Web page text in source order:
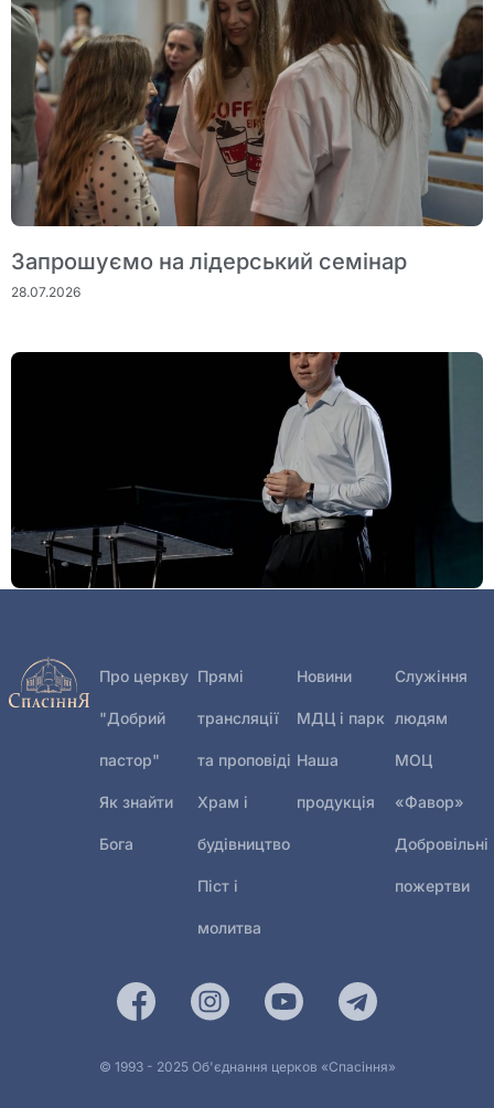
Запрошуємо на лідерський семінар
28.07.2026
27.07.2026
Про церкву
"Добрий
пастор"
Як знайти
Бога
Прямі
трансляції
та проповіді
Храм і
будівництво
Піст і
молитва
Новини
МДЦ і парк
Наша
продукція
Служіння
людям
МОЦ
«Фавор»
Добровільні
пожертви
© 1993 - 2025 Об'єднання церков «Спасіння»